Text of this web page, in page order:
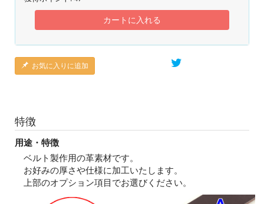
カートに入れる
お気に入りに追加
特徴
用途・特徴
ベルト製作用の革素材です。
お好みの厚さや仕様に加工いたします。
上部のオプション項目でお選びください。